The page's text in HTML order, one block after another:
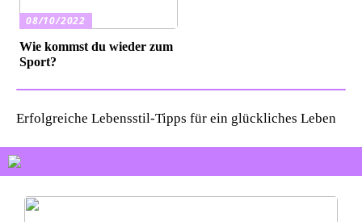
08/10/2022
Wie kommst du wieder zum
Sport?
Erfolgreiche Lebensstil-Tipps für ein glückliches Leben